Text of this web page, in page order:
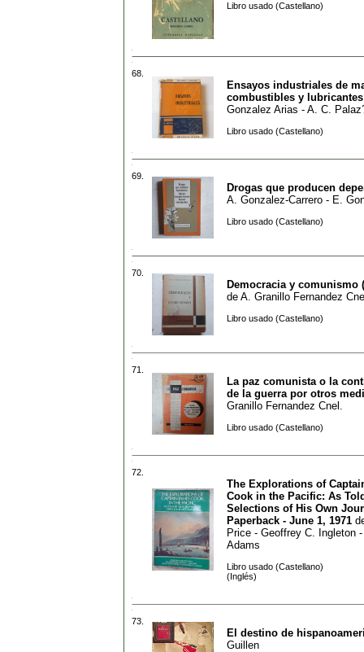
Libro usado (Castellano)
68.
Ensayos industriales de
combustibles y lubricantes
Gonzalez Arias - A. C.
Libro usado (Castellano)
69.
Drogas que producen
A. Gonzalez-Carrero - E.
Libro usado (Castellano)
70.
Democracia y comunismo
de A. Granillo Fernandez
Libro usado (Castellano)
71.
La paz comunista o la
de la guerra por otros
Granillo Fernandez Cnel.
Libro usado (Castellano)
72.
The Explorations of
Cook in the Pacific: As
Selections of His Own
Paperback - June 1, 1971
Price - Geoffrey C. Ingleton
Adams
Libro usado (Castellano)
(Inglés)
73.
El destino de
Guillen